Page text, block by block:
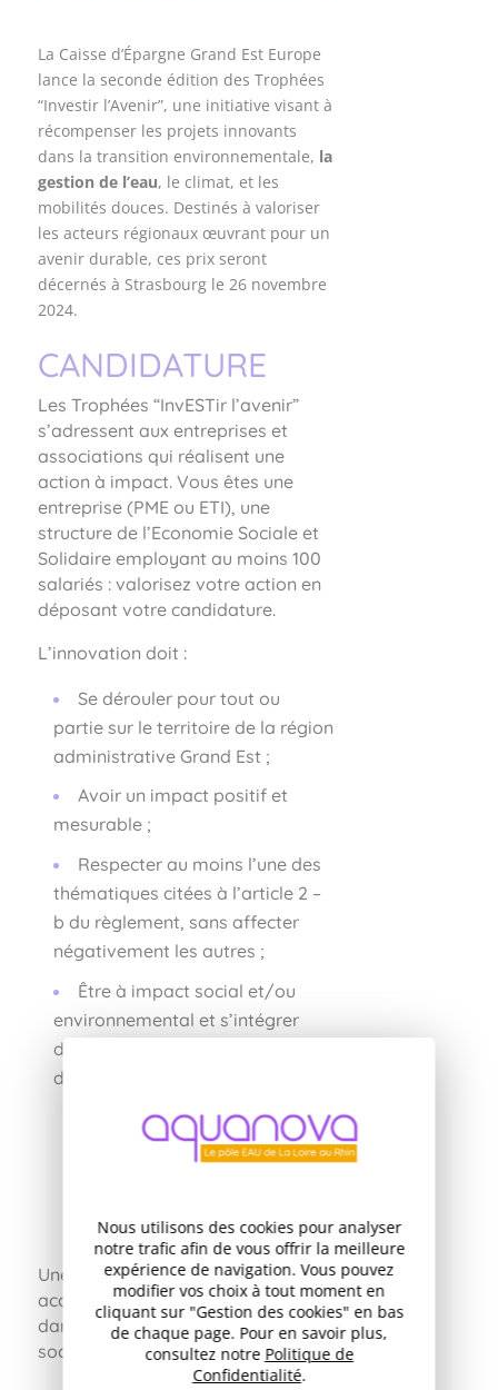
La Caisse d’Épargne Grand Est Europe
lance la seconde édition des Trophées
“Investir l’Avenir”, une initiative visant à
récompenser les projets innovants
dans la transition environnementale, la
gestion de l’eau, le climat, et les
mobilités douces. Destinés à valoriser
les acteurs régionaux œuvrant pour un
avenir durable, ces prix seront
décernés à Strasbourg le 26 novembre
2024.
CANDIDATURE
Les Trophées “InvESTir l’avenir”
s’adressent aux entreprises et
associations qui réalisent une
action à impact. Vous êtes une
entreprise (PME ou ETI), une
structure de l’Economie Sociale et
Solidaire employant au moins 100
salariés : valorisez votre action en
déposant votre candidature.
L’innovation doit :
Se dérouler pour tout ou
partie sur le territoire de la région
administrative Grand Est ;
Avoir un impact positif et
mesurable ;
Respecter au moins l’une des
thématiques citées à l’article 2 –
b du règlement, sans affecter
négativement les autres ;
Être à impact social et/ou
environnemental et s’intégrer
dans des modalités de soutien,
dont des dépenses liées à :
De la communication ;
Une attention particulière sera
accordée aux projets s’intégrant
dans une logique d’innovation
sociale et de création d’emplois.
Nous utilisons des cookies pour analyser
notre trafic afin de vous offrir la meilleure
expérience de navigation. Vous pouvez
modifier vos choix à tout moment en
cliquant sur "Gestion des cookies" en bas
de chaque page. Pour en savoir plus,
consultez notre Politique de
Confidentialité.